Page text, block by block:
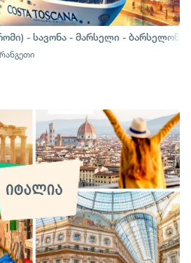
- სავონა - მარსელი - ბარსელონა